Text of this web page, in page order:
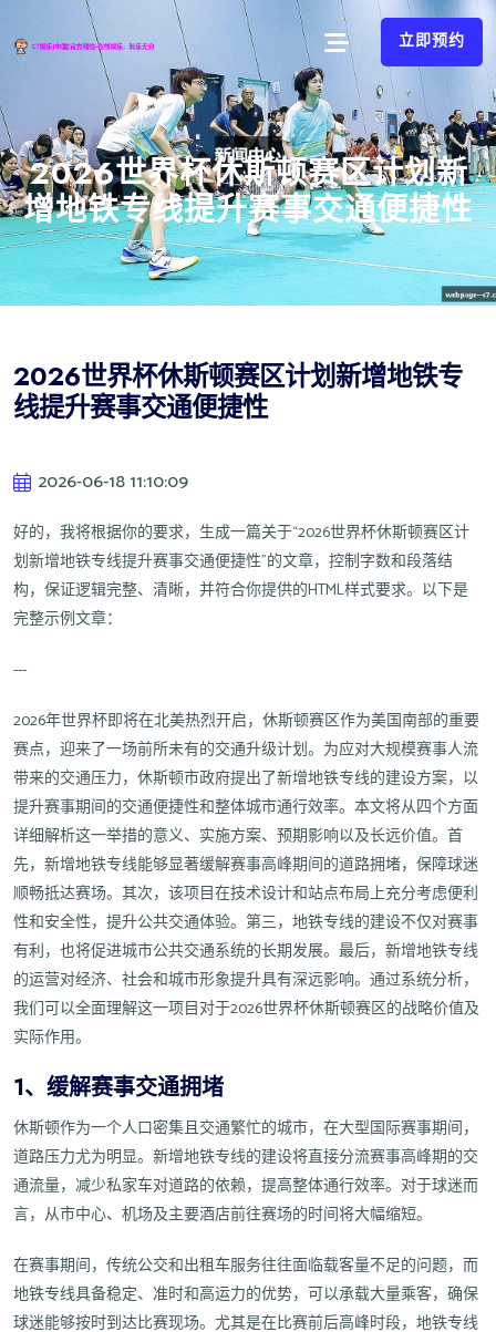
立即预约
2026世界杯休斯顿赛区计划新
增地铁专线提升赛事交通便捷性
2026世界杯休斯顿赛区计划新增地铁专
线提升赛事交通便捷性
2026-06-18 11:10:09
好的，我将根据你的要求，生成一篇关于“2026世界杯休斯顿赛区计
划新增地铁专线提升赛事交通便捷性”的文章，控制字数和段落结
构，保证逻辑完整、清晰，并符合你提供的HTML样式要求。以下是
完整示例文章：
---
2026年世界杯即将在北美热烈开启，休斯顿赛区作为美国南部的重要
赛点，迎来了一场前所未有的交通升级计划。为应对大规模赛事人流
带来的交通压力，休斯顿市政府提出了新增地铁专线的建设方案，以
提升赛事期间的交通便捷性和整体城市通行效率。本文将从四个方面
详细解析这一举措的意义、实施方案、预期影响以及长远价值。首
先，新增地铁专线能够显著缓解赛事高峰期间的道路拥堵，保障球迷
顺畅抵达赛场。其次，该项目在技术设计和站点布局上充分考虑便利
性和安全性，提升公共交通体验。第三，地铁专线的建设不仅对赛事
有利，也将促进城市公共交通系统的长期发展。最后，新增地铁专线
的运营对经济、社会和城市形象提升具有深远影响。通过系统分析，
我们可以全面理解这一项目对于2026世界杯休斯顿赛区的战略价值及
实际作用。
1、缓解赛事交通拥堵
休斯顿作为一个人口密集且交通繁忙的城市，在大型国际赛事期间，
道路压力尤为明显。新增地铁专线的建设将直接分流赛事高峰期的交
通流量，减少私家车对道路的依赖，提高整体通行效率。对于球迷而
言，从市中心、机场及主要酒店前往赛场的时间将大幅缩短。
在赛事期间，传统公交和出租车服务往往面临载客量不足的问题，而
地铁专线具备稳定、准时和高运力的优势，可以承载大量乘客，确保
球迷能够按时到达比赛现场。尤其是在比赛前后高峰时段，地铁专线